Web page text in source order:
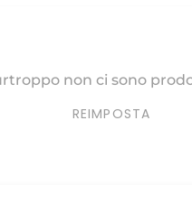
non ci sono
REIMPOSTA